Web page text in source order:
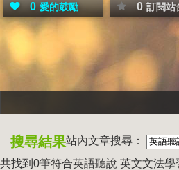
0 愛的鼓勵 0 訂閱站
搜尋結果站內文章搜尋：
共找到0筆符合英語聽說 英文文法學